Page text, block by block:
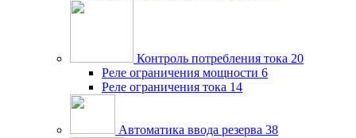
Контроль потребления тока 20
Реле ограничения мощности 6
Реле ограничения тока 14
Автоматика ввода резерва 38